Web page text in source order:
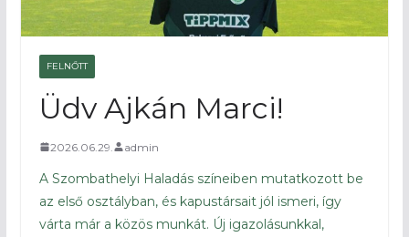
FELNŐTT
Üdv Ajkán Marci!
2026.06.29. admin
A Szombathelyi Haladás színeiben mutatkozott be
az első osztályban, és kapustársait jól ismeri, így
várta már a közös munkát. Új igazolásunkkal,